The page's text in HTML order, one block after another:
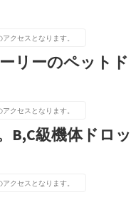
クセスとなります。
リーのペット
クセスとなります。
B,C級機体ドロ
クセスとなります。